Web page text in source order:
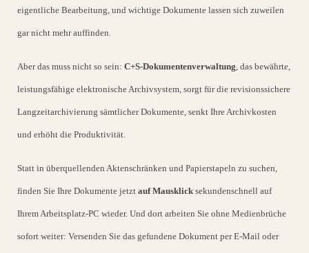
eigentliche Bearbeitung, und wichtige Dokumente lassen sich zuweilen
gar nicht mehr auffinden.
Aber das muss nicht so sein: C+S-Dokumentenverwaltung, das bewährte,
leistungsfähige elektronische Archivsystem, sorgt für die revisionssichere
Langzeitarchivierung sämtlicher Dokumente, senkt Ihre Archivkosten
und erhöht die Produktivität.
Statt in überquellenden Aktenschränken und Papierstapeln zu suchen,
finden Sie Ihre Dokumente jetzt auf Mausklick sekundenschnell auf
Ihrem Arbeitsplatz-PC wieder. Und dort arbeiten Sie ohne Medienbrüche
sofort weiter: Versenden Sie das gefundene Dokument per E-Mail oder